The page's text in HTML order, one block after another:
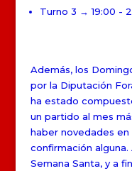
Turno 3 → 19:00 -
Además, los
por la Diputación
ha estado
un partido al mes
haber novedades
confirmación
Semana Santa, y a